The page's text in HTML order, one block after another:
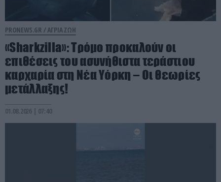
PRONEWS.GR / ΑΓΡΙΑ ΖΩΗ
«Sharkzilla»: Tρόμο προκαλούν οι
επιθέσεις του ασυνήθιστα τεράστιου
καρχαρία στη Νέα Υόρκη – Οι θεωρίες
μετάλλαξης!
01.08.2026 | 07:40